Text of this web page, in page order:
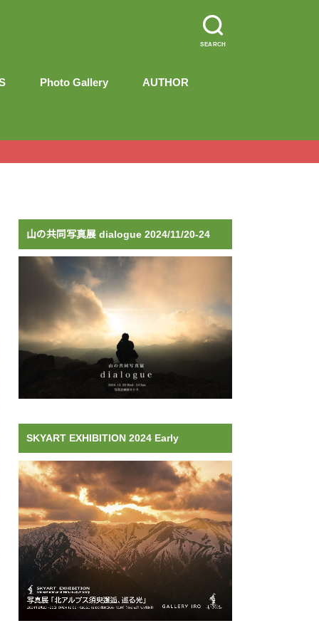
SEARCH
Photo Gallery AUTHOR
山の共同写真展 dialogue 2024/11/20-24
SKYART EXHIBITION 2024 Early